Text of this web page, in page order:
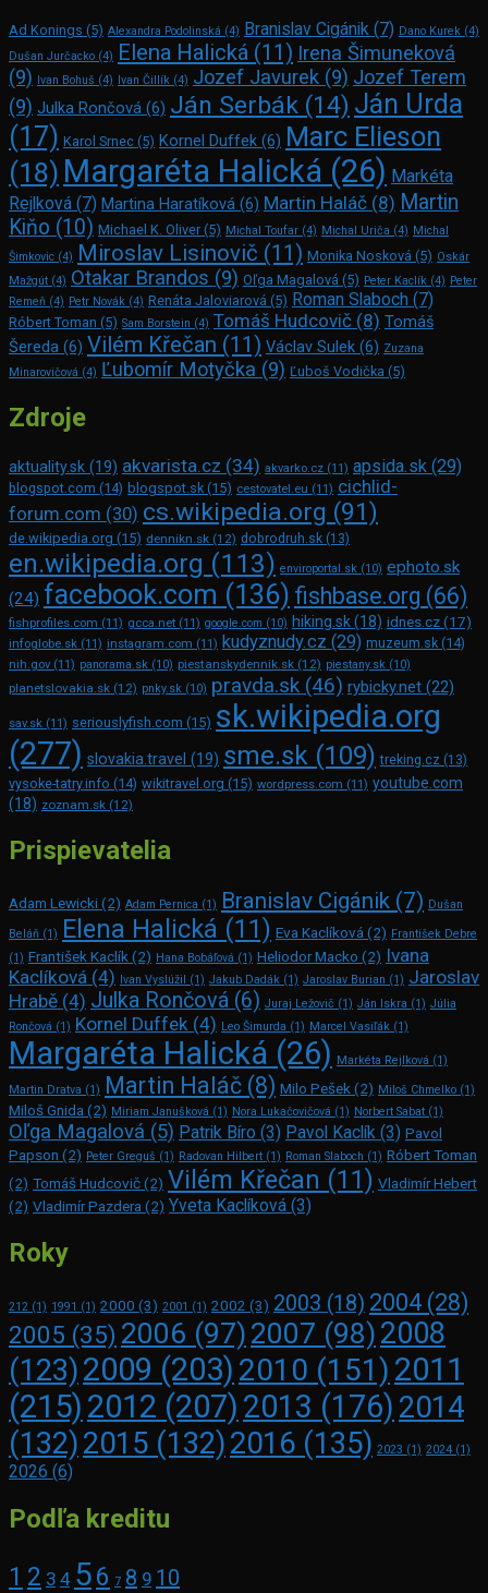
Ad Konings (5) Alexandra Podolinská (4) Branislav Cigánik (7) Dano Kurek (4)
Dušan Jurčacko (4) Elena Halická (11) Irena Šimuneková
(9) Ivan Bohuš (4) Ivan Čillík (4) Jozef Javurek (9) Jozef Terem
(9) Julka Rončová (6) Ján Serbák (14) Ján Urda
(17) Karol Srnec (5) Kornel Duffek (6) Marc Elie­son
(18) Margaréta Halická (26) Markéta
Rejlková (7) Martina Haratíková (6) Martin Haláč (8) Martin
Kiňo (10) Michael K. Oliver (5) Michal Toufar (4) Michal Uriča (4) Michal
Šimkovic (4) Miroslav Lisinovič (11) Monika Nosková (5) Oskár
Mažgút (4) Otakar Brandos (9) Oľga Magalová (5) Peter Kaclík (4) Peter
Remeň (4) Petr Novák (4) Renáta Jaloviarová (5) Roman Slaboch (7)
Róbert Toman (5) Sam Bors­tein (4) Tomáš Hudcovič (8) Tomáš
Šereda (6) Vilém Křečan (11) Václav Sulek (6) Zuzana
Minarovičová (4) Ľubomír Motyčka (9) Ľuboš Vodička (5)
Zdroje
aktuality.sk (19) akvarista.cz (34) akvarko.cz (11) apsida.sk (29)
blogspot.com (14) blogspot.sk (15) cestovatel.eu (11) cichlid-
forum.com (30) cs.wikipedia.org (91)
de.wikipedia.org (15) dennikn.sk (12) dobrodruh.sk (13)
en.wikipedia.org (113) enviroportal.sk (10) ephoto.sk
(24) facebook.com (136) fishbase.org (66)
fishprofiles.com (11) gcca.net (11) google.com (10) hiking.sk(18) idnes.cz(17)
infoglobe.sk (11) instagram.com (11) kudyznudy.cz (29) muzeum.sk (14)
nih.gov (11) panorama.sk (10) piestanskydennik.sk (12) piestany.sk (10)
planetslovakia.sk (12) pnky.sk (10) pravda.sk (46) rybicky.net (22)
sav.sk (11) seriouslyfish.com (15) sk.wikipedia.org
(277) slovakia.travel (19) sme.sk (109) treking.cz (13)
vysoke-tatry.info (14) wikitravel.org (15) wordpress.com (11) youtube.com
(18) zoznam.sk (12)
Prispievatelia
Adam Lewicki(2) Adam Pernica (1) Branislav Cigánik (7) Dušan
Beláň (1) Elena Halická (11) Eva Kaclíková (2) František Debre
(1) František Kaclík (2) Hana Bobáľová (1) Heliodor Macko (2) Ivana
Kaclíková (4) Ivan Vyslúžil (1) Jakub Dadák (1) Jaroslav Burian (1) Jaroslav
Hrabě (4) Julka Rončová (6) Juraj Ležovič (1) Ján Iskra (1) Júlia
Rončová (1) Kornel Duffek (4) Leo Šimurda (1) Marcel Vasiľák (1)
Margaréta Halická (26) Markéta Rejlková (1)
Martin Dratva (1) Martin Haláč (8) Milo Pešek (2) Miloš Chmelko (1)
Miloš Gnida (2) Miriam Janušková (1) Nora Lukačovičová (1) Norbert Sabat (1)
Oľga Magalová (5) Patrik Bíro (3) Pavol Kaclík (3) Pavol
Papson (2) Peter Greguš (1) Radovan Hilbert (1) Roman Slaboch (1) Róbert Toman
(2) Tomáš Hudcovič(2) Vilém Křečan (11) Vladimír Hebert
(2) Vladimír Pazdera (2) Yveta Kaclíková (3)
Roky
212 (1) 1991 (1) 2000 (3) 2001 (1) 2002 (3) 2003 (18) 2004 (28)
2005 (35) 2006 (97) 2007 (98) 2008
(123)2009 (203) 2010 (151) 2011
(215) 2012 (207) 2013 (176) 2014
(132)2015 (132)2016 (135) 2023 (1) 2024 (1)
2026 (6)
Podľa kreditu
1 2 3 4 56 7 8 9 10